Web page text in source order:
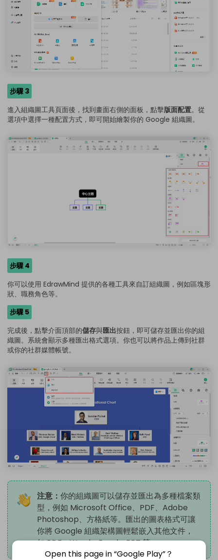
步驟 3
進入組織圖工具頁面後，找到畫面右側的面板，點擊版面配置。從
選項中選擇一種配置方式，即可開始繪製你的 Google 組織圖。
步驟 4
你可以使用 EdrawMind 提供的各種工具來自訂組織圖，例如區塊形
狀、職務角色等。
步驟 5
完成後，點擊介面頂部的儲存與匯出按鈕，即可儲存並匯出你的組
織圖。系統會顯示多種匯出格式選項。你也可以將作品上傳到社群
或你的社群媒體帳號。
注意： 你的組織圖可以儲存並匯出為多種檔案類
型，例如 Microsoft Office、PDF、Adobe
Photoshop、方格紙等。匯出的圖表格式可讓
你將 Google 組織架構圖輕鬆嵌入其他文件，
如 PDF、Word、Excel、PPT 等。
Open this page in “Google Play”？